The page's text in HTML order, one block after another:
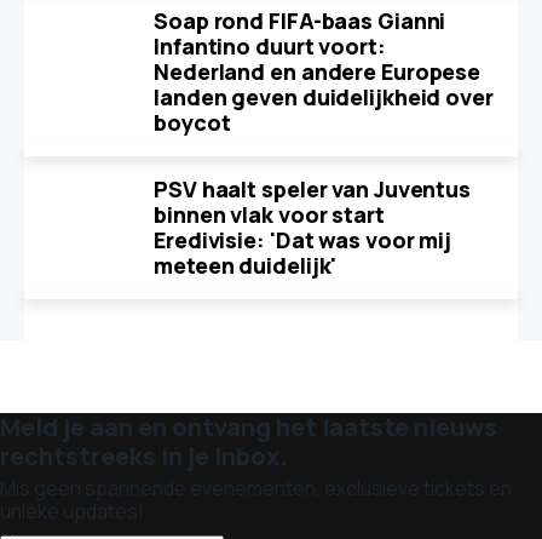
Soap rond FIFA-baas Gianni
Infantino duurt voort:
Nederland en andere Europese
landen geven duidelijkheid over
boycot
PSV haalt speler van Juventus
binnen vlak voor start
Eredivisie: 'Dat was voor mij
meteen duidelijk'
Meld je aan en ontvang het laatste nieuws
rechtstreeks in je inbox.
Mis geen spannende evenementen, exclusieve tickets en
unieke updates!